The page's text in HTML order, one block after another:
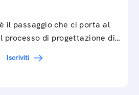
il passaggio che ci porta al
processo di progettazione di
Iscriviti